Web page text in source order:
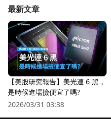
最新文章
【美股研究報告】美光連 6 黑，
是時候進場撿便宜了嗎?
2026/03/31 03:38